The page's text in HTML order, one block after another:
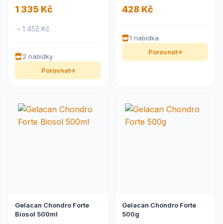
1 335 Kč
– 1 452 Kč
2 nabídky
Porovnat
428 Kč
1 nabídka
Porovnat
Gelacan Chondro Forte
Biosol 500ml
Gelacan Chondro Forte
500g